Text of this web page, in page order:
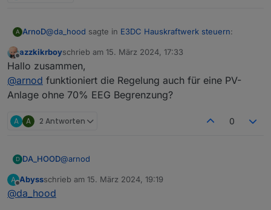
A ArnoD@da_hood sagte in E3DC Hauskraftwerk steuern:
Eigentlich sollte bis 70% Akkuladung E3DC selbst
übernehmen....
Das kommt auf deine Einstellungen, an die ich nicht
kenne. ;-)
Offline
azzkikrboyschrieb am 15. März 2024, 17:33
zuletzt editiert von
Hallo zusammen,
@arnod funktioniert die Regelung auch für eine PV-
Anlage ohne 70% EEG Begrenzung?
A A 2 Antworten 0
D DA_HOOD@arnod
Ja habe ich auf 70% eingestellt bei allen
A
Offline
Abyssschrieb am 15. März 2024, 19:19
zuletzt editiert von
@da_hood